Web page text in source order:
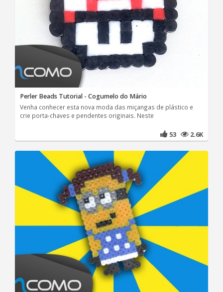
Perler Beads Tutorial - Cogumelo do Mário
Venha conhecer esta nova moda das miçangas de plástico e
crie porta-chaves e pendentes originais. Neste
53 2.6K